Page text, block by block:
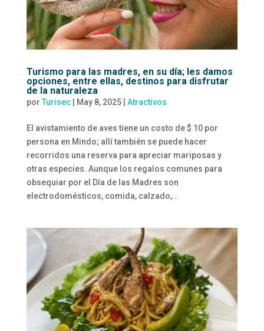
Turismo para las madres, en su día; les damos
opciones, entre ellas, destinos para disfrutar
de la naturaleza
por Turisec| May 8, 2025| Atractivos
El avistamiento de aves tiene un costo de $ 10 por
persona en Mindo; allí también se puede hacer
recorridos una reserva para apreciar mariposas y
otras especies. Aunque los regalos comunes para
obsequiar por el Día de las Madres son
electrodomésticos, comida, calzado,...